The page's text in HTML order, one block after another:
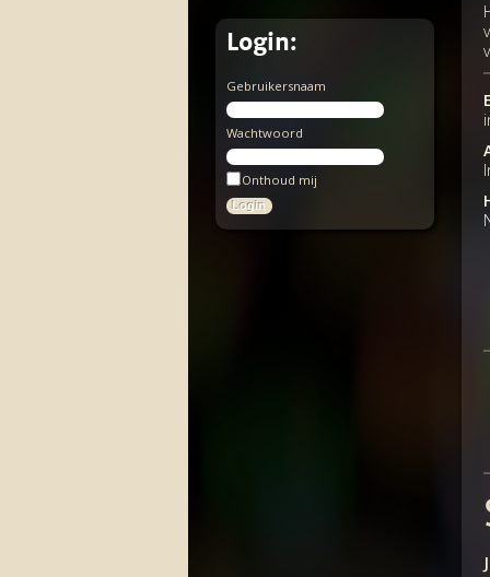
Login:
Gebruikersnaam
Wachtwoord
Onthoud mij